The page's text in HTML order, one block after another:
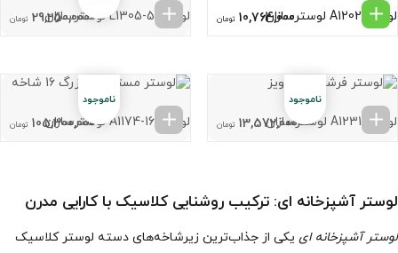
لوستر A1202 لوسترسازان 10,764,000 تومان لوستر L1305-5 لوسترسازان 29,250,000 تومان
لوستر A1231 لوسترسازان 13,572,000 تومان لوستر A1174-16 لوسترسازان 105,300,000 تومان
لوستر آشپزخانه ای: ترکیب روشنایی کلاسیک با کارایی مدرن
لوستر آشپزخانه ای یکی از جذاب‌ترین زیرشاخه‌های دسته لوستر کلاسیک